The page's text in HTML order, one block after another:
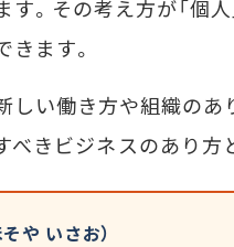
。その考え方が「個
ます。
い働き方や組織のあ
きビジネスのあり方
や いさお）